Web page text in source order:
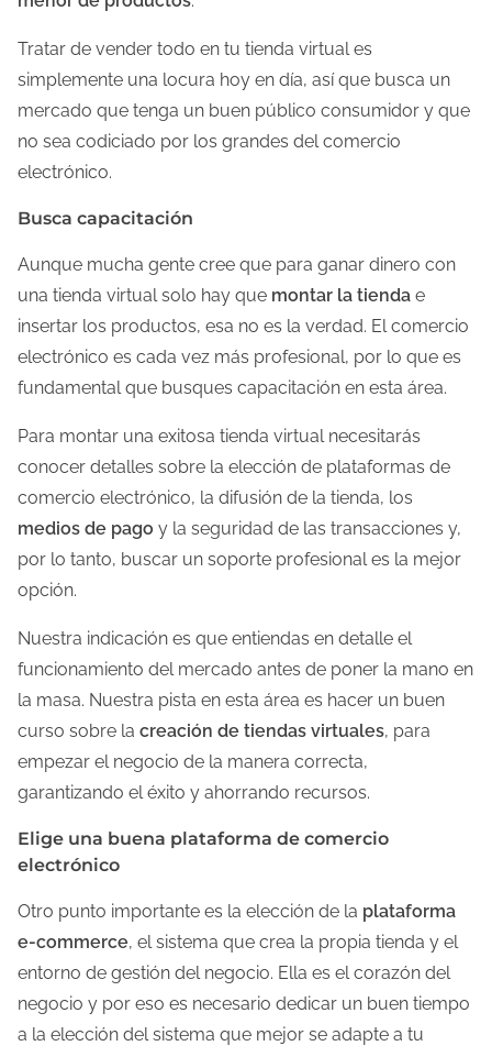
Tratar de vender todo en tu tienda virtual es
simplemente una locura hoy en día, así que busca un
mercado que tenga un buen público consumidor y que
no sea codiciado por los grandes del comercio
electrónico.
Busca capacitación
Aunque mucha gente cree que para ganar dinero con
una tienda virtual solo hay que montar la tienda e
insertar los productos, esa no es la verdad. El comercio
electrónico es cada vez más profesional, por lo que es
fundamental que busques capacitación en esta área.
Para montar una exitosa tienda virtual necesitarás
conocer detalles sobre la elección de plataformas de
comercio electrónico, la difusión de la tienda, los
medios de pago y la seguridad de las transacciones y,
por lo tanto, buscar un soporte profesional es la mejor
opción.
Nuestra indicación es que entiendas en detalle el
funcionamiento del mercado antes de poner la mano en
la masa. Nuestra pista en esta área es hacer un buen
curso sobre la creación de tiendas virtuales, para
empezar el negocio de la manera correcta,
garantizando el éxito y ahorrando recursos.
Elige una buena plataforma de comercio
electrónico
Otro punto importante es la elección de la plataforma
e-commerce, el sistema que crea la propia tienda y el
entorno de gestión del negocio. Ella es el corazón del
negocio y por eso es necesario dedicar un buen tiempo
a la elección del sistema que mejor se adapte a tu